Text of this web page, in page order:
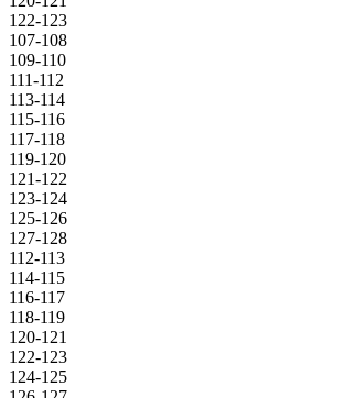
122-123
107-108
109-110
111-112
113-114
115-116
117-118
119-120
121-122
123-124
125-126
127-128
112-113
114-115
116-117
118-119
120-121
122-123
124-125